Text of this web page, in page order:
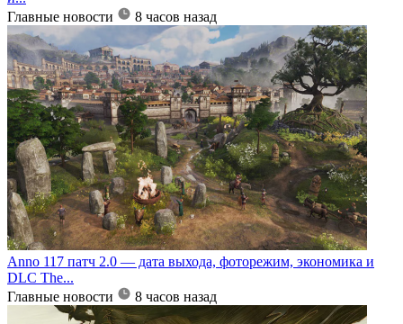
Главные новости
8 часов назад
Anno 117 патч 2.0 — дата выхода, фоторежим, экономика и
DLC The...
Главные новости
8 часов назад